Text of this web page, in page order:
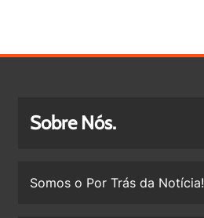
Sobre Nós.
Somos o Por Trás da Notícia!